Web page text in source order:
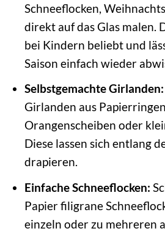
Schneeflocken,
direkt auf das Glas malen.
bei Kindern beliebt und
Saison einfach wieder
Selbstgemachte Girlanden:
Girlanden aus
Orangenscheiben oder
Diese lassen sich entlang
drapieren.
Einfache Schneeflocken:
Papier filigrane
einzeln oder zu mehreren